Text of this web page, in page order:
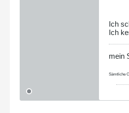
Ich
Ich
mein
Sämtliche